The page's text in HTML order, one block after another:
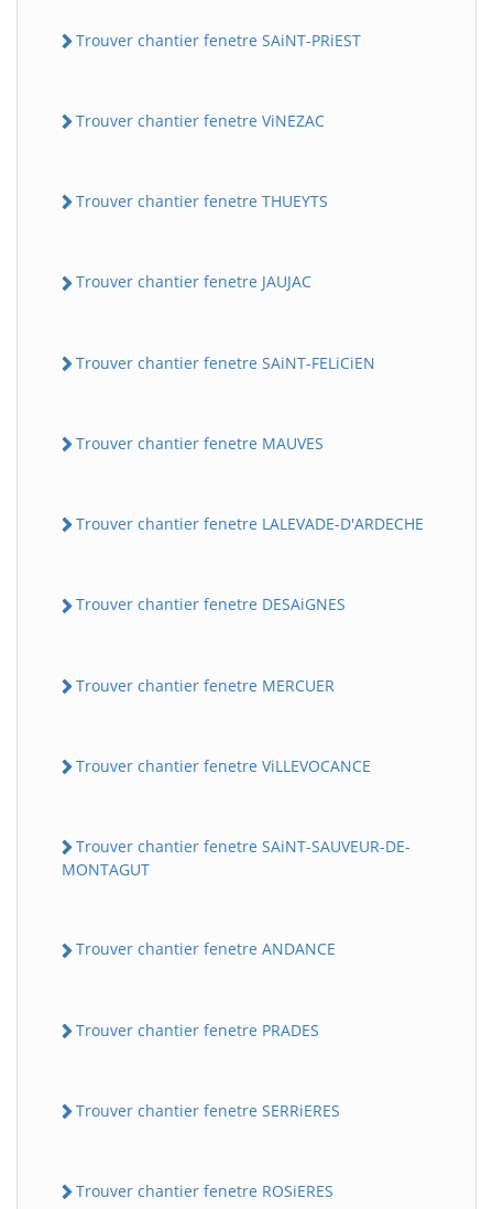
Trouver chantier fenetre SAiNT-PRiEST
Trouver chantier fenetre ViNEZAC
Trouver chantier fenetre THUEYTS
Trouver chantier fenetre JAUJAC
Trouver chantier fenetre SAiNT-FELiCiEN
Trouver chantier fenetre MAUVES
Trouver chantier fenetre LALEVADE-D'ARDECHE
Trouver chantier fenetre DESAiGNES
Trouver chantier fenetre MERCUER
Trouver chantier fenetre ViLLEVOCANCE
Trouver chantier fenetre SAiNT-SAUVEUR-DE-
MONTAGUT
Trouver chantier fenetre ANDANCE
Trouver chantier fenetre PRADES
Trouver chantier fenetre SERRiERES
Trouver chantier fenetre ROSiERES